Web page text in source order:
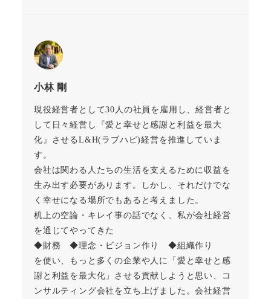
小林 剛
現役経営者として30人の社員を雇用し、経営者と
して日々経営し『愛と幸せと感謝と利益を最大
化』させるL&H(ラブハピ)経営を推進していま
す。
会社は関わる人たちの生活を支えるために収益を
生み出す必要があります。しかし、それだけでな
く幸せになる場所でもあると考えました。
机上の空論・キレイ事の話でなく、私が会社経営
を通じてやってきた
◆財務 ◆理念・ビジョン作り ◆組織作り
を使い、もっと多くの企業や人に「愛と幸せと感
謝と利益を最大化」させる貢献しようと思い、コ
ンサルティング会社を立ち上げました。会社経営